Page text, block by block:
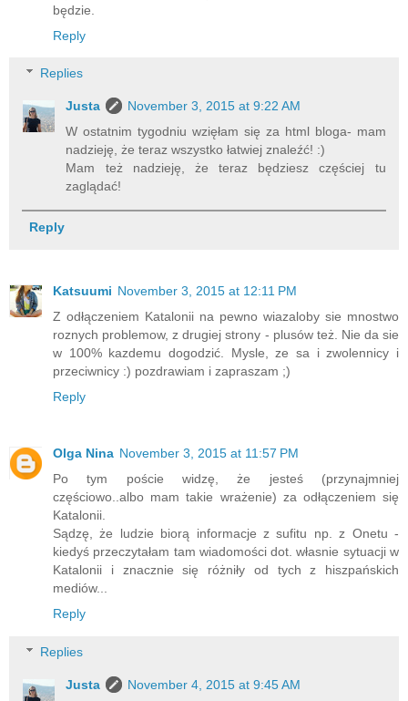
będzie.
Reply
Replies
Justa
November 3, 2015 at 9:22 AM
W ostatnim tygodniu wzięłam się za html bloga- mam
nadzieję, że teraz wszystko łatwiej znaleźć! :)
Mam też nadzieję, że teraz będziesz częściej tu
zaglądać!
Reply
Katsuumi November 3, 2015 at 12:11 PM
Z odłączeniem Katalonii na pewno wiazaloby sie mnostwo
roznych problemow, z drugiej strony - plusów też. Nie da sie
w 100% kazdemu dogodzić. Mysle, ze sa i zwolennicy i
przeciwnicy :) pozdrawiam i zapraszam ;)
Reply
Olga Nina November 3, 2015 at 11:57 PM
Po tym poście widzę, że jesteś (przynajmniej
częściowo..albo mam takie wrażenie) za odłączeniem się
Katalonii.
Sądzę, że ludzie biorą informacje z sufitu np. z Onetu -
kiedyś przeczytałam tam wiadomości dot. własnie sytuacji w
Katalonii i znacznie się różniły od tych z hiszpańskich
mediów...
Reply
Replies
Justa
November 4, 2015 at 9:45 AM